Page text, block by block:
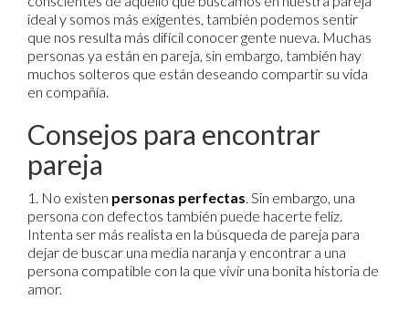
ideal y somos más exigentes, también podemos sentir
que nos resulta más difícil conocer gente nueva. Muchas
personas ya están en pareja, sin embargo, también hay
muchos solteros que están deseando compartir su vida
en compañía.
Consejos para encontrar
pareja
1. No existen personas perfectas . Sin embargo, una
persona con defectos también puede hacerte feliz.
Intenta ser más realista en la búsqueda de pareja para
dejar de buscar una media naranja y encontrar a una
persona compatible con la que vivir una bonita historia de
amor.